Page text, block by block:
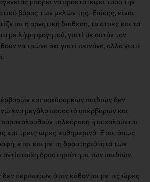
βάρος των μελών της. Επίσης, είναι
η αρνητική διάθεση, το στρες και τα
με λήψη φαγητού, γιατί με αυτόν τον
να τρώνε όχι γιατί πεινάνε, αλλά γιατί
και παχύσαρκων παιδιών δεν
ένα μεγάλο ποσοστό υπέρβαρων και
τηλεόραση ή ασχολούνται
και τρεις ώρες καθημερινά. Έτσι, όπως
έτσι και με τη δραστηριότητα των
δραστηριότητα των παιδιών.
δεν περπατούν, όταν κάθονται με τις ώρες